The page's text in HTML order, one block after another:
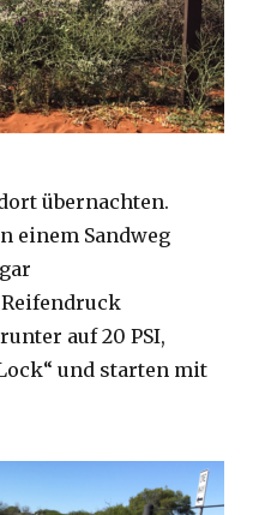
übernachten.
einem Sandweg
auf 20 PSI,
und starten mit